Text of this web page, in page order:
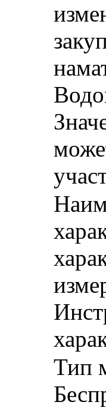
Тип